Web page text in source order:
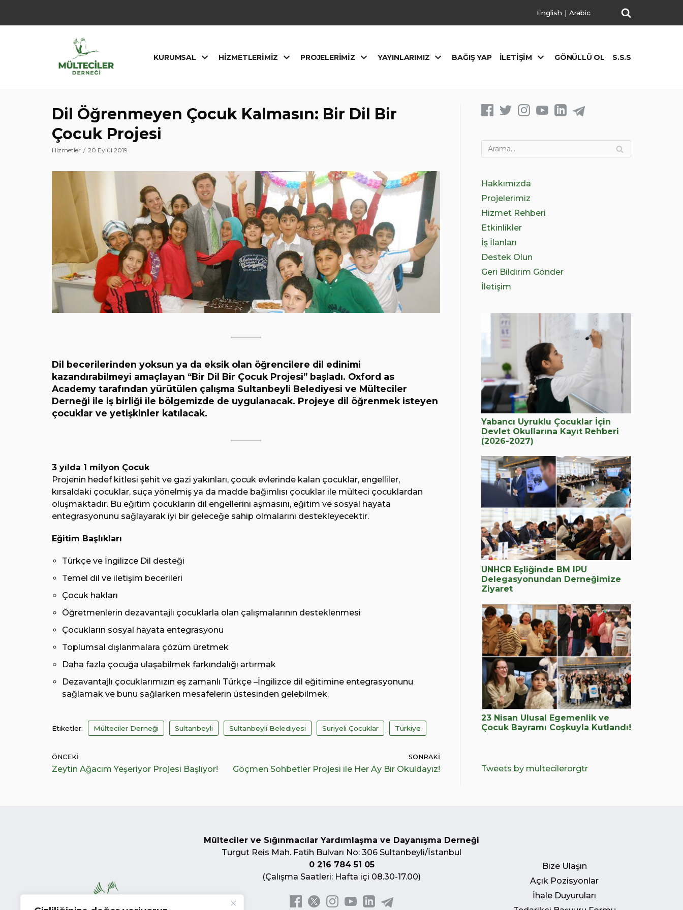
geç
English | Arabic
KURUMSAL HIZMETLERIMIZ PROJELERIMIZ YAYINLARIMIZ BAĞIŞ YAP İLETIŞIM GÖNÜLLÜ OL S.S.S
Dil Öğrenmeyen Çocuk Kalmasın: Bir Dil Bir
Çocuk Projesi
Hizmetler 20 Eylül 2019
Dil becerilerinden yoksun ya da eksik olan öğrencilere dil edinimi
kazandırabilmeyi amaçlayan “Bir Dil Bir Çocuk Projesi” başladı. Oxford as
Academy tarafından yürütülen çalışma Sultanbeyli Belediyesi ve Mülteciler
Derneği ile iş birliği ile bölgemizde de uygulanacak. Projeye dil öğrenmek isteyen
çocuklar ve yetişkinler katılacak.
3 yılda 1 milyon Çocuk
Projenin hedef kitlesi şehit ve gazi yakınları, çocuk evlerinde kalan çocuklar, engelliler,
kırsaldaki çocuklar, suça yönelmiş ya da madde bağımlısı çocuklar ile mülteci çocuklardan
oluşmaktadır. Bu eğitim çocukların dil engellerini aşmasını, eğitim ve sosyal hayata
entegrasyonunu sağlayarak iyi bir geleceğe sahip olmalarını destekleyecektir.
Eğitim Başlıkları
Türkçe ve İngilizce Dil desteği
Temel dil ve iletişim becerileri
Çocuk hakları
Öğretmenlerin dezavantajlı çocuklarla olan çalışmalarının desteklenmesi
Çocukların sosyal hayata entegrasyonu
Toplumsal dışlanmalara çözüm üretmek
Daha fazla çocuğa ulaşabilmek farkındalığı artırmak
Dezavantajlı çocuklarımızın eş zamanlı Türkçe –İngilizce dil eğitimine entegrasyonunu
sağlamak ve bunu sağlarken mesafelerin üstesinden gelebilmek.
Etiketler: Mülteciler Derneği Sultanbeyli Sultanbeyli Belediyesi Suriyeli Çocuklar Türkiye
ÖNCEKI
Zeytin Ağacım Yeşeriyor Projesi Başlıyor!
SONRAKI
Göçmen Sohbetler Projesi ile Her Ay Bir Okuldayız!
Hakkımızda
Projelerimiz
Hizmet Rehberi
Etkinlikler
İş İlanları
Destek Olun
Geri Bildirim Gönder
İletişim
Yabancı Uyruklu Çocuklar İçin
Devlet Okullarına Kayıt Rehberi
(2026-2027)
UNHCR Eşliğinde BM IPU
Delegasyonundan Derneğimize
Ziyaret
23 Nisan Ulusal Egemenlik ve
Çocuk Bayramı Coşkuyla Kutlandı!
Tweets by multecilerorgtr
Mülteciler ve Sığınmacılar Yardımlaşma ve Dayanışma Derneği
Turgut Reis Mah. Fatih Bulvarı No: 306 Sultanbeyli/İstanbul
0 216 784 51 05
(Çalışma Saatleri: Hafta içi 08.30-17.00)
Bize Ulaşın
Açık Pozisyonlar
İhale Duyuruları